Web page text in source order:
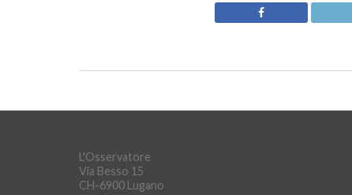
L'Osservatore
Via Besso 15
CH-6900 Lugano